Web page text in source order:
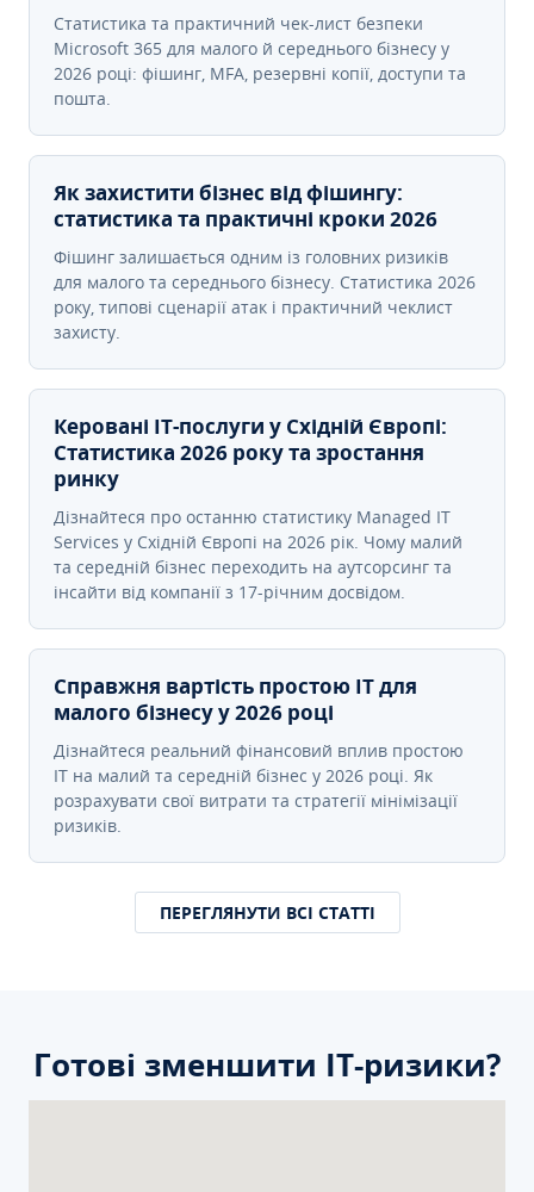
Статистика та практичний чек-лист безпеки
Microsoft 365 для малого й середнього бізнесу у
2026 році: фішинг, MFA, резервні копії, доступи та
пошта.
Як захистити бізнес від фішингу:
статистика та практичні кроки 2026
Фішинг залишається одним із головних ризиків
для малого та середнього бізнесу. Статистика 2026
року, типові сценарії атак і практичний чеклист
захисту.
Керовані ІТ-послуги у Східній Європі:
Статистика 2026 року та зростання
ринку
Дізнайтеся про останню статистику Managed IT
Services у Східній Європі на 2026 рік. Чому малий
та середній бізнес переходить на аутсорсинг та
інсайти від компанії з 17-річним досвідом.
Справжня вартість простою IT для
малого бізнесу у 2026 році
Дізнайтеся реальний фінансовий вплив простою
IT на малий та середній бізнес у 2026 році. Як
розрахувати свої витрати та стратегії мінімізації
ризиків.
ПЕРЕГЛЯНУТИ ВСІ СТАТТІ
Готові зменшити ІТ-ризики?